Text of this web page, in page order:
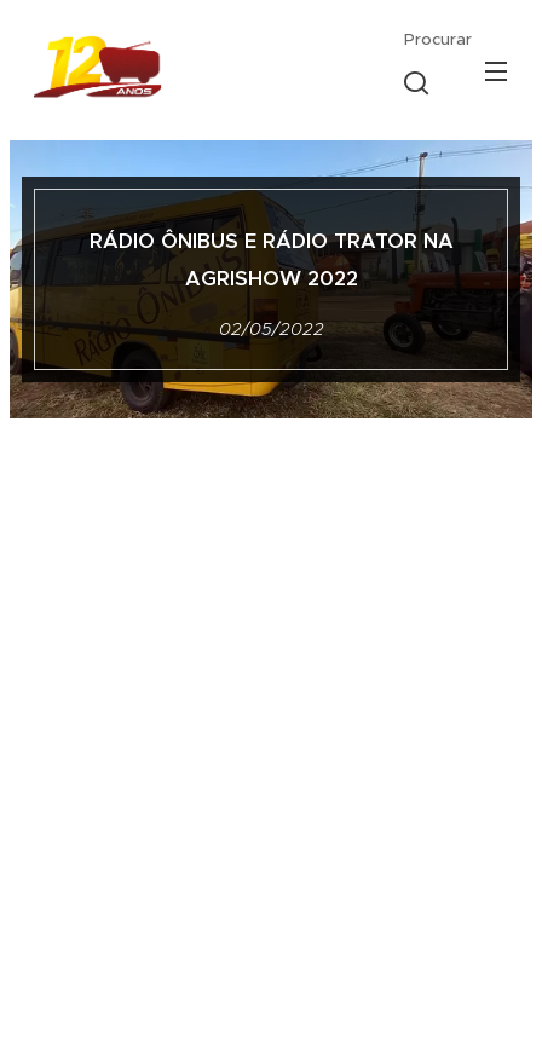
Procurar
RÁDIO ÔNIBUS E RÁDIOTRATOR NA
AGRISHOW 2022
02/05/2022